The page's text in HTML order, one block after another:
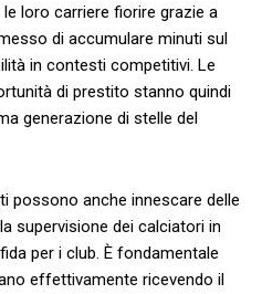
​loro carriere fiorire grazie a
di ‍accumulare minuti sul
in contesti competitivi. Le
di prestito stanno quindi
generazione⁤ di stelle​ del
possono anche⁤ innescare delle
supervisione dei calciatori in
per i club. È fondamentale
effettivamente ricevendo⁤ il